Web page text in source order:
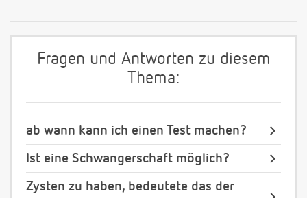
Fragen und Antworten zu diesem
Thema:
ab wann kann ich einen Test machen?
Ist eine Schwangerschaft möglich?
Zysten zu haben, bedeutete das der